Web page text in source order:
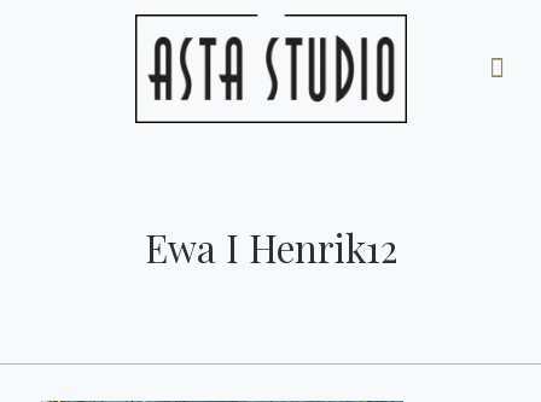
Ewa I Henrik12